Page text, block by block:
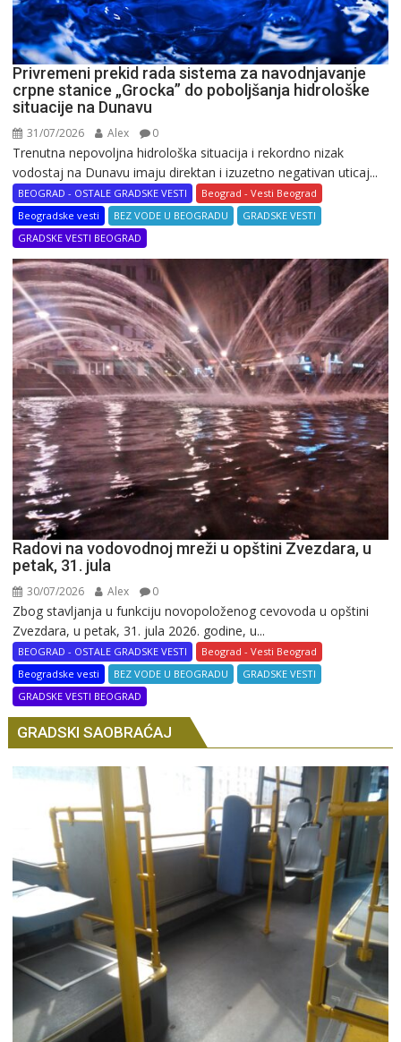
Privremeni prekid rada sistema za navodnjavanje
crpne stanice „Grocka” do poboljšanja hidrološke
situacije na Dunavu
31/07/2026 Alex 0
Trenutna nepovoljna hidrološka situacija i rekordno nizak
vodostaj na Dunavu imaju direktan i izuzetno negativan uticaj...
BEOGRAD - OSTALE GRADSKE VESTI
Beograd - Vesti Beograd
Beogradske vesti
BEZ VODE U BEOGRADU
GRADSKE VESTI
GRADSKE VESTI BEOGRAD
Radovi na vodovodnoj mreži u opštini Zvezdara, u
petak, 31. jula
30/07/2026 Alex 0
Zbog stavljanja u funkciju novopoloženog cevovoda u opštini
Zvezdara, u petak, 31. jula 2026. godine, u...
BEOGRAD - OSTALE GRADSKE VESTI
Beograd - Vesti Beograd
Beogradske vesti
BEZ VODE U BEOGRADU
GRADSKE VESTI
GRADSKE VESTI BEOGRAD
GRADSKI SAOBRAĆAJ